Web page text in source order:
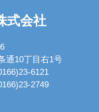
式会社
通10丁目右1号
6121
2749